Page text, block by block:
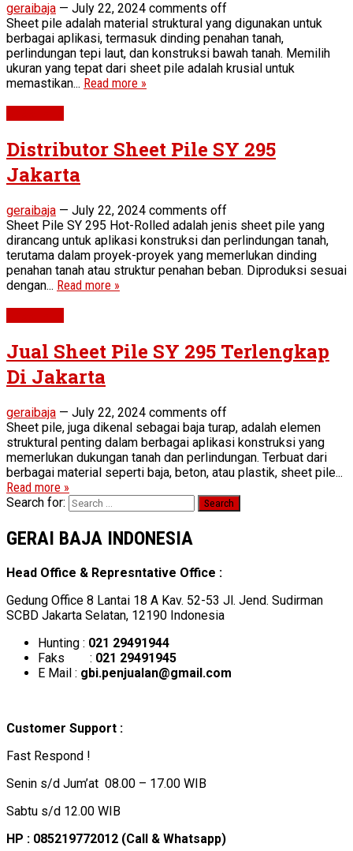
geraibaja — July 22, 2024 comments off
Sheet pile adalah material struktural yang digunakan untuk
berbagai aplikasi, termasuk dinding penahan tanah,
perlindungan tepi laut, dan konstruksi bawah tanah. Memilih
ukuran yang tepat dari sheet pile adalah krusial untuk
memastikan... Read more »
Distributor Sheet Pile SY 295
Jakarta
geraibaja — July 22, 2024 comments off
Sheet Pile SY 295 Hot-Rolled adalah jenis sheet pile yang
dirancang untuk aplikasi konstruksi dan perlindungan tanah,
terutama dalam proyek-proyek yang memerlukan dinding
penahan tanah atau struktur penahan beban. Diproduksi sesuai
dengan... Read more »
Jual Sheet Pile SY 295 Terlengkap
Di Jakarta
geraibaja — July 22, 2024 comments off
Sheet pile, juga dikenal sebagai baja turap, adalah elemen
struktural penting dalam berbagai aplikasi konstruksi yang
memerlukan dukungan tanah dan perlindungan. Terbuat dari
berbagai material seperti baja, beton, atau plastik, sheet pile...
Read more »
Search for:
GERAI BAJA INDONESIA
Head Office & Represntative Office :
Gedung Office 8 Lantai 18 A Kav. 52-53 Jl. Jend. Sudirman
SCBD Jakarta Selatan, 12190 Indonesia
Hunting : 021 29491944
Faks : 021 29491945
E Mail : gbi.penjualan@gmail.com
Customer Support :
Fast Respond !
Senin s/d Jum’at 08.00 – 17.00 WIB
Sabtu s/d 12.00 WIB
HP : 085219772012 (Call & Whatsapp)